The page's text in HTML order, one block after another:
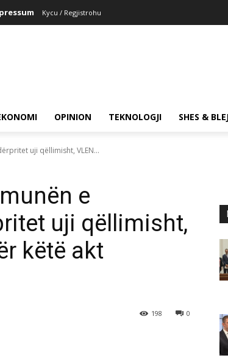
Kycu / Regjistrohu
OPINION TEKNOLOGJI SHES &
uji qëllimisht, VLEN...
e
uji qëllimisht,
këtë akt
0
198